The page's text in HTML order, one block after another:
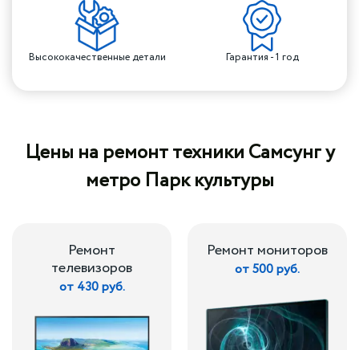
Высококачественные детали Гарантия - 1 год
Цены на ремонт техники Самсунг у
метро Парк культуры
Ремонт
телевизоров
от 430 руб.
Ремонт мониторов
от 500 руб.